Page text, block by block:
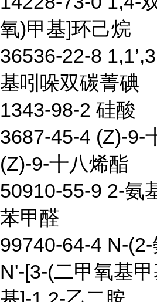
氧)甲基]环己烷
36536-22-8
基吲哚双碳菁碘
1343-98-2 硅酸
3687-45-4 (Z)-9-
(Z)-9-十八烯酯
50910-55-9 2-氨
苯甲醛
99740-64-4 N-
N'-[3-(二甲氧基